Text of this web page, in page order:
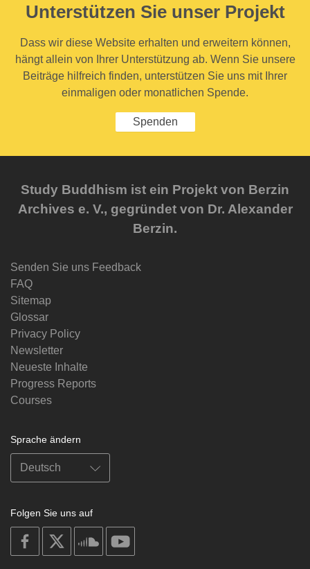
Unterstützen Sie unser Projekt
Dass wir diese Website erhalten und erweitern können,
hängt allein von Ihrer Unterstützung ab. Wenn Sie unsere
Beiträge hilfreich finden, unterstützen Sie uns mit Ihrer
einmaligen oder monatlichen Spende.
Spenden
Study Buddhism ist ein Projekt von Berzin
Archives e. V., gegründet von Dr. Alexander
Berzin.
Senden Sie uns Feedback
FAQ
Sitemap
Glossar
Privacy Policy
Newsletter
Neueste Inhalte
Progress Reports
Courses
Sprache ändern
Folgen Sie uns auf
on
facebook
soundcloud